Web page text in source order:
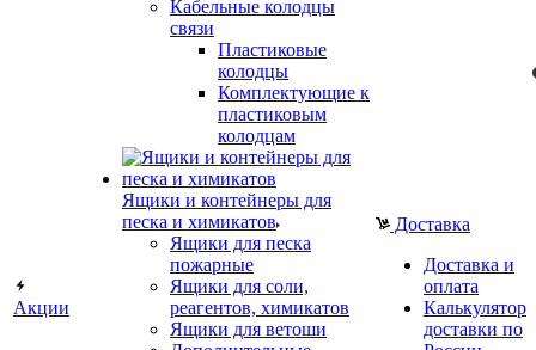
Акции
Кабельные колодцы
связи
Пластиковые
колодцы
Комплектующие к
пластиковым
колодцам
Ящики и контейнеры для
песка и химикатов
Ящики для песка
пожарные
Ящики для соли,
реагентов, химикатов
Ящики для ветоши
Доставка
Доставка и
оплата
Калькулятор
доставки по